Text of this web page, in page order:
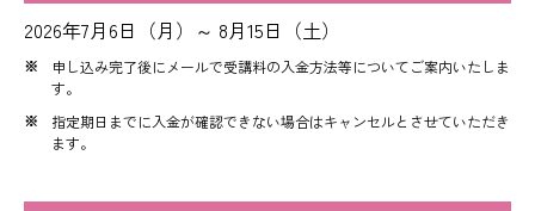
2026年7月6日（月）～ 8月15日（土）
申し込み完了後にメールで受講料の入金方法等についてご案内いたしま
す。
指定期日までに入金が確認できない場合はキャンセルとさせていただき
ます。